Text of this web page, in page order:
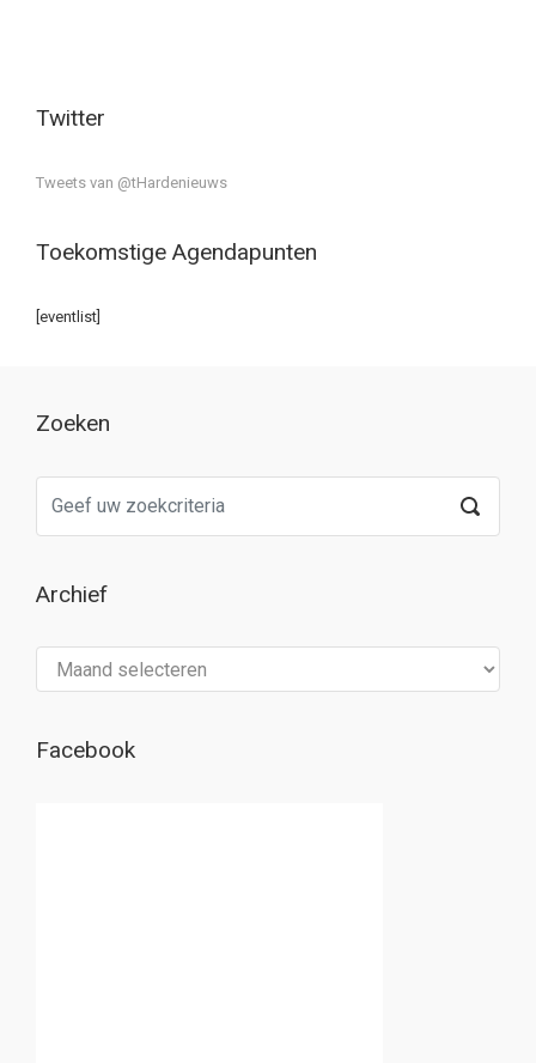
Twitter
Tweets van @tHardenieuws
Toekomstige Agendapunten
[eventlist]
Zoeken
Archief
Facebook